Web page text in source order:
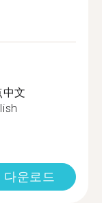
文
다운로드